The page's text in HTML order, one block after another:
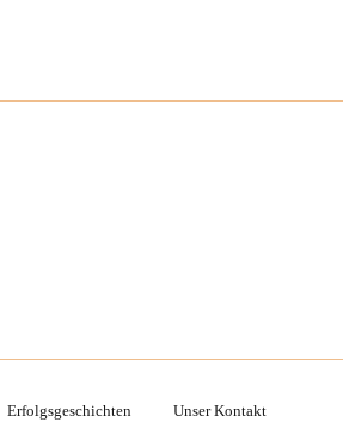
Erfolgsgeschichten Unser Kontakt